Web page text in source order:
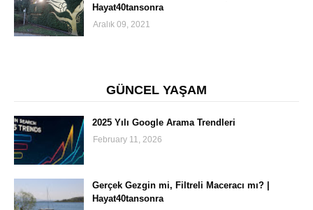
Hayat40tansonra
Aralık 09, 2021
GÜNCEL YAŞAM
2025 Yılı Google Arama Trendleri
February 11, 2026
Gerçek Gezgin mi, Filtreli Maceracı mı? |
Hayat40tansonra